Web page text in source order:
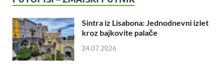
Sintra iz Lisabona: Jednodnevni izlet
kroz bajkovite palače
24.07.2026